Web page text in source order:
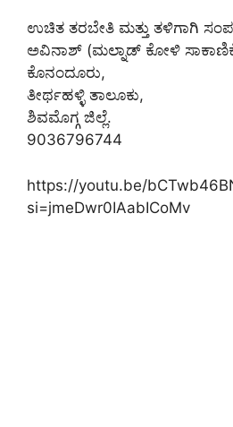
ಉಚಿತ ತರಬೇತಿ ಮತ್ತು ತಳಿಗಾಗಿ
ಅವಿನಾಶ್ (ಮಲ್ನಾಡ್ ಕೋಳಿ ಸಾಕಾಣಿಕೆ
ಕೊನಂದೂರು,
ತೀರ್ಥಹಳ್ಳಿ ತಾಲೂಕು,
ಶಿವಮೊಗ್ಗ ಜಿಲ್ಲೆ.
9036796744
https://youtu.be/
si=jmeDwr0IAabICoMv